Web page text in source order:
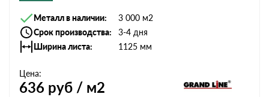
Металл в наличии
3 000 м2
Срок производства
3-4 дня
Ширина листа
1125 мм
Цена:
636 руб / м2